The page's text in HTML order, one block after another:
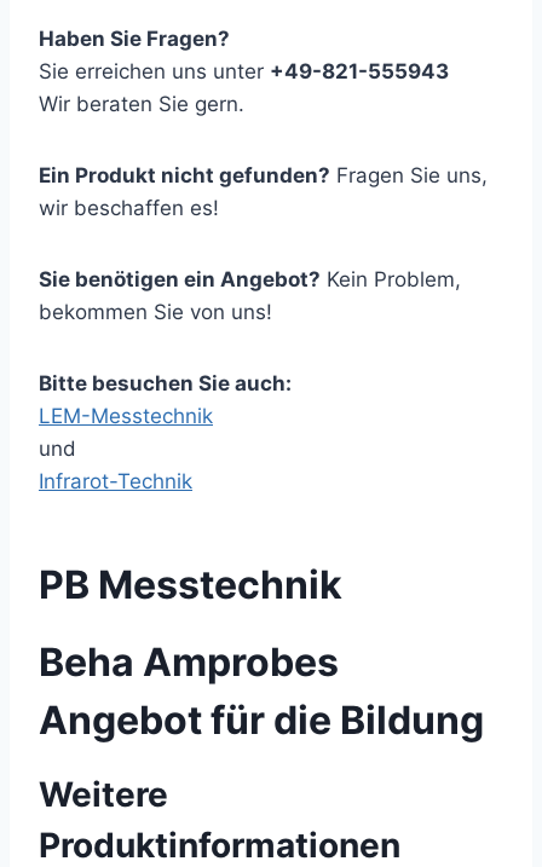
Haben Sie Fragen?
Sie erreichen uns unter +49-821-555943
Wir beraten Sie gern.
Ein Produkt nicht gefunden? Fragen Sie uns,
wir beschaffen es!
Sie benötigen ein Angebot? Kein Problem,
bekommen Sie von uns!
Bitte besuchen Sie auch:
LEM-Messtechnik
und
Infrarot-Technik
PB Messtechnik
Beha Amprobes
Angebot für die Bildung
Weitere
Produktinformationen